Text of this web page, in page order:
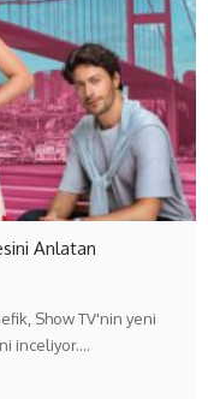
Anlatan
Show TV'nin yeni
inceliyor.…